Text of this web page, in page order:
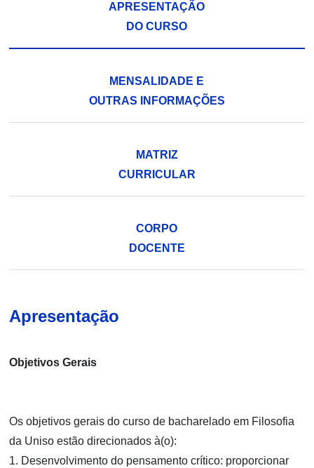
APRESENTAÇÃO
DO CURSO
MENSALIDADE E
OUTRAS INFORMAÇÕES
MATRIZ
CURRICULAR
CORPO
DOCENTE
Apresentação
Objetivos Gerais
Os objetivos gerais do curso de bacharelado em Filosofia
da Uniso estão direcionados à(o):
1. Desenvolvimento do pensamento crítico: proporcionar